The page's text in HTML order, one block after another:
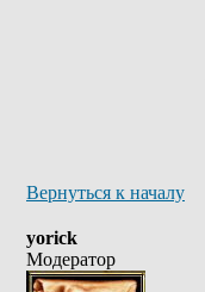
Вернуться к началу
yorick
Модератор